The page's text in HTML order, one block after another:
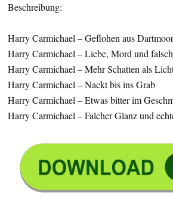
Beschreibung:
Harry Carmichael – Geflohen aus Dartmoor
Harry Carmichael – Liebe, Mord und
Harry Carmichael – Mehr Schatten als
Harry Carmichael – Nackt bis ins Grab
Harry Carmichael – Etwas bitter im
Harry Carmichael – Falcher Glanz und